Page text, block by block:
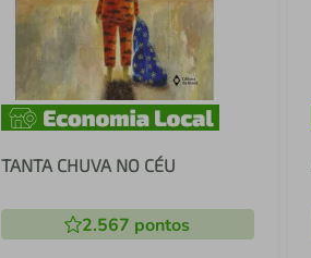
TANTA CHUVA NO CÉU
2.567 pontos